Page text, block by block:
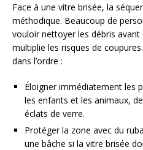
Face à une vitre brisée, la
méthodique. Beaucoup de
vouloir nettoyer les débris avant
multiplie les risques de
dans l’ordre :
Éloigner immédiatement les
les enfants et les animaux,
éclats de verre.
Protéger la zone avec du
une bâche si la vitre brisée